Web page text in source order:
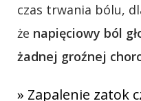
czas trwania bólu,
że napięciowy ból
żadnej groźnej
» Zapalenie zatok